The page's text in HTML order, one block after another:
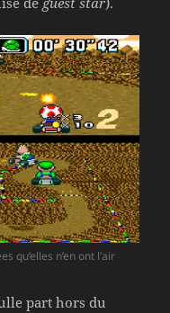
qu’elles n’en ont l’air
part hors du